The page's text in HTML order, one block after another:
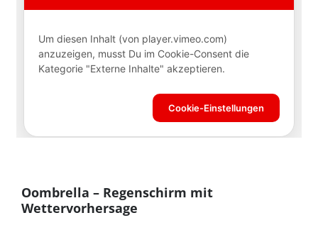
Oombrella – Regenschirm mit
Wettervorhersage